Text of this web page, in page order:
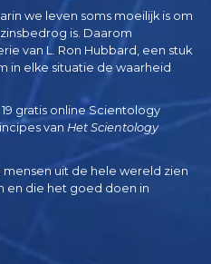
we leven soms moeilijk is om
is. Daarom
van L. Ron Hubbard, een stuk
in elke situatie de waarheid
gratis online Scientology
van Het Scientology
mensen uit de hele wereld zien
en die het goed doen in